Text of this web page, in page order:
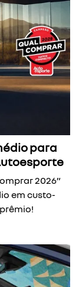
para
2026”
em custo-